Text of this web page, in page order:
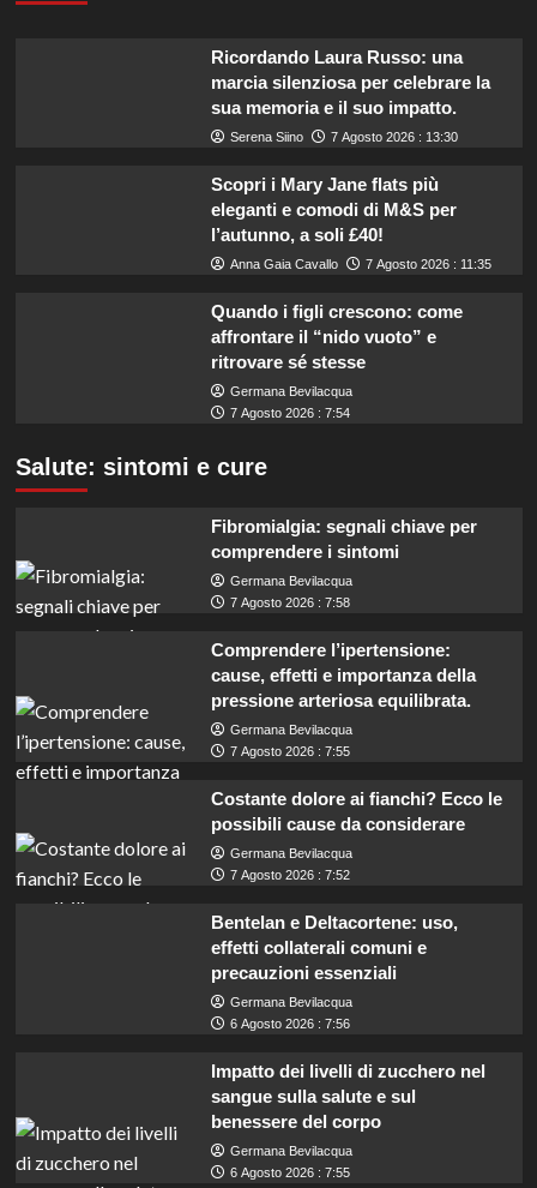
Ricordando Laura Russo: una
marcia silenziosa per celebrare la
sua memoria e il suo impatto.
Serena Siino 7 Agosto 2026 : 13:30
Scopri i Mary Jane flats più
eleganti e comodi di M&S per
l’autunno, a soli £40!
Anna Gaia Cavallo 7 Agosto 2026 : 11:35
Quando i figli crescono: come
affrontare il “nido vuoto” e
ritrovare sé stesse
Germana Bevilacqua
7 Agosto 2026 : 7:54
Salute: sintomi e cure
Fibromialgia: segnali chiave per
comprendere i sintomi
Germana Bevilacqua
7 Agosto 2026 : 7:58
Comprendere l’ipertensione:
cause, effetti e importanza della
pressione arteriosa equilibrata.
Germana Bevilacqua
7 Agosto 2026 : 7:55
Costante dolore ai fianchi? Ecco le
possibili cause da considerare
Germana Bevilacqua
7 Agosto 2026 : 7:52
Bentelan e Deltacortene: uso,
effetti collaterali comuni e
precauzioni essenziali
Germana Bevilacqua
6 Agosto 2026 : 7:56
Impatto dei livelli di zucchero nel
sangue sulla salute e sul
benessere del corpo
Germana Bevilacqua
6 Agosto 2026 : 7:55